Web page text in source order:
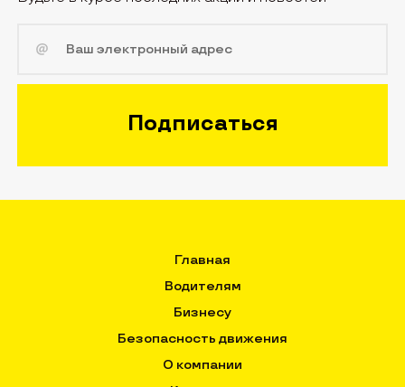
Главная
Водителям
Бизнесу
Безопасность движения
О компании